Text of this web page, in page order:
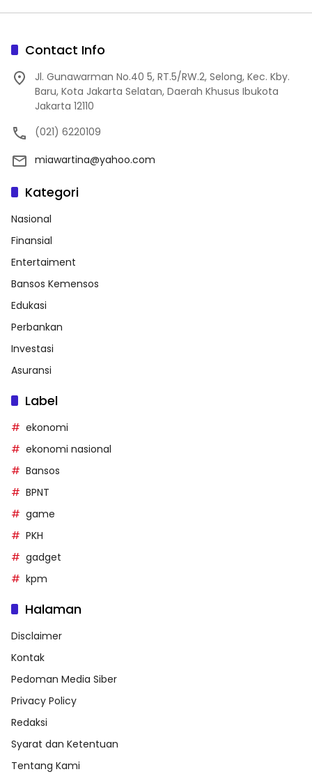
Contact Info
Jl. Gunawarman No.40 5, RT.5/RW.2, Selong, Kec. Kby.
Baru, Kota Jakarta Selatan, Daerah Khusus Ibukota
Jakarta 12110
(021) 6220109
miawartina@yahoo.com
Kategori
Nasional
Finansial
Entertaiment
Bansos Kemensos
Edukasi
Perbankan
Investasi
Asuransi
Label
ekonomi
ekonomi nasional
Bansos
BPNT
game
PKH
gadget
kpm
Halaman
Disclaimer
Kontak
Pedoman Media Siber
Privacy Policy
Redaksi
Syarat dan Ketentuan
Tentang Kami